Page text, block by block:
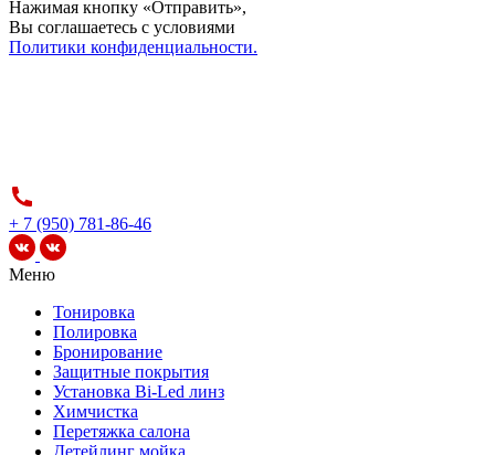
Нажимая кнопку «Отправить»,
Вы соглашаетесь c условиями
Политики конфиденциальности.
+ 7 (950) 781-86-46
Меню
Тонировка
Полировка
Бронирование
Защитные покрытия
Установка Bi-Led линз
Химчистка
Перетяжка салона
Детейлинг мойка